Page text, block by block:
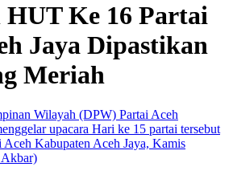
HUT Ke 16 Partai
Jaya Dipastikan
Meriah